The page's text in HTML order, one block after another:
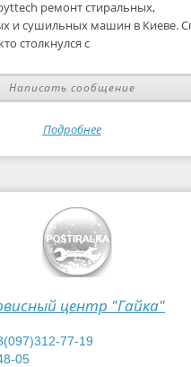
ремонт стиральных,
и сушильных машин в Киеве.
столкнулся с
Написать сообщение
Подробнее
центр "Гайка"
77-19
05